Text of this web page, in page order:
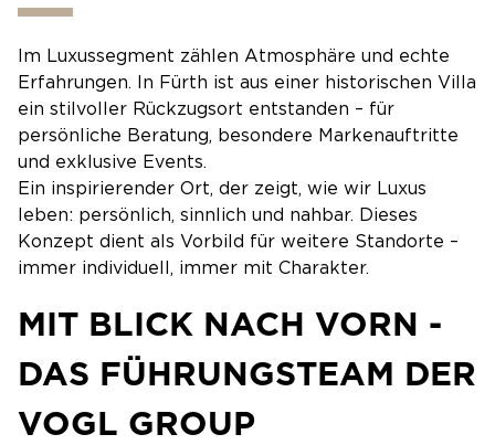
Im Luxussegment zählen Atmosphäre und echte
Erfahrungen. In Fürth ist aus einer historischen Villa
ein stilvoller Rückzugsort entstanden – für
persönliche Beratung, besondere Markenauftritte
und exklusive Events.
Ein inspirierender Ort, der zeigt, wie wir Luxus
leben: persönlich, sinnlich und nahbar. Dieses
Konzept dient als Vorbild für weitere Standorte –
immer individuell, immer mit Charakter.
MIT BLICK NACH VORN -
DAS FÜHRUNGSTEAM DER
VOGL GROUP